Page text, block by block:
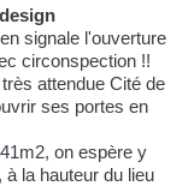
signale l'ouverture
circonspection !!
attendue Cité de
ses portes en
on espère y
la hauteur du lieu